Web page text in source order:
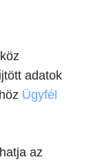
adatok
Ügyfél
az